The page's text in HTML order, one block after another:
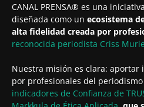
CANAL PRENSA® es una
diseñada como un ecosistema
alta fidelidad creada por
reconocida periodista Criss
Nuestra misión es clara: aportar
por profesionales del
indicadores de Confianza de